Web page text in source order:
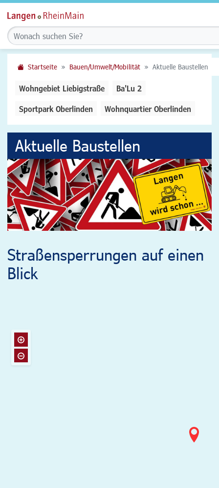
Startseite Bauen/Umwelt/Mobilität Aktuelle Baustellen
Wohngebiet Liebigstraße Ba'Lu 2
Sportpark Oberlinden Wohnquartier Oberlinden
Aktuelle Baustellen
Straßensperrungen auf einen
Blick